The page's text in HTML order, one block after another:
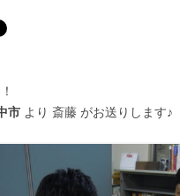
市 より 斎藤 がお送りします♪